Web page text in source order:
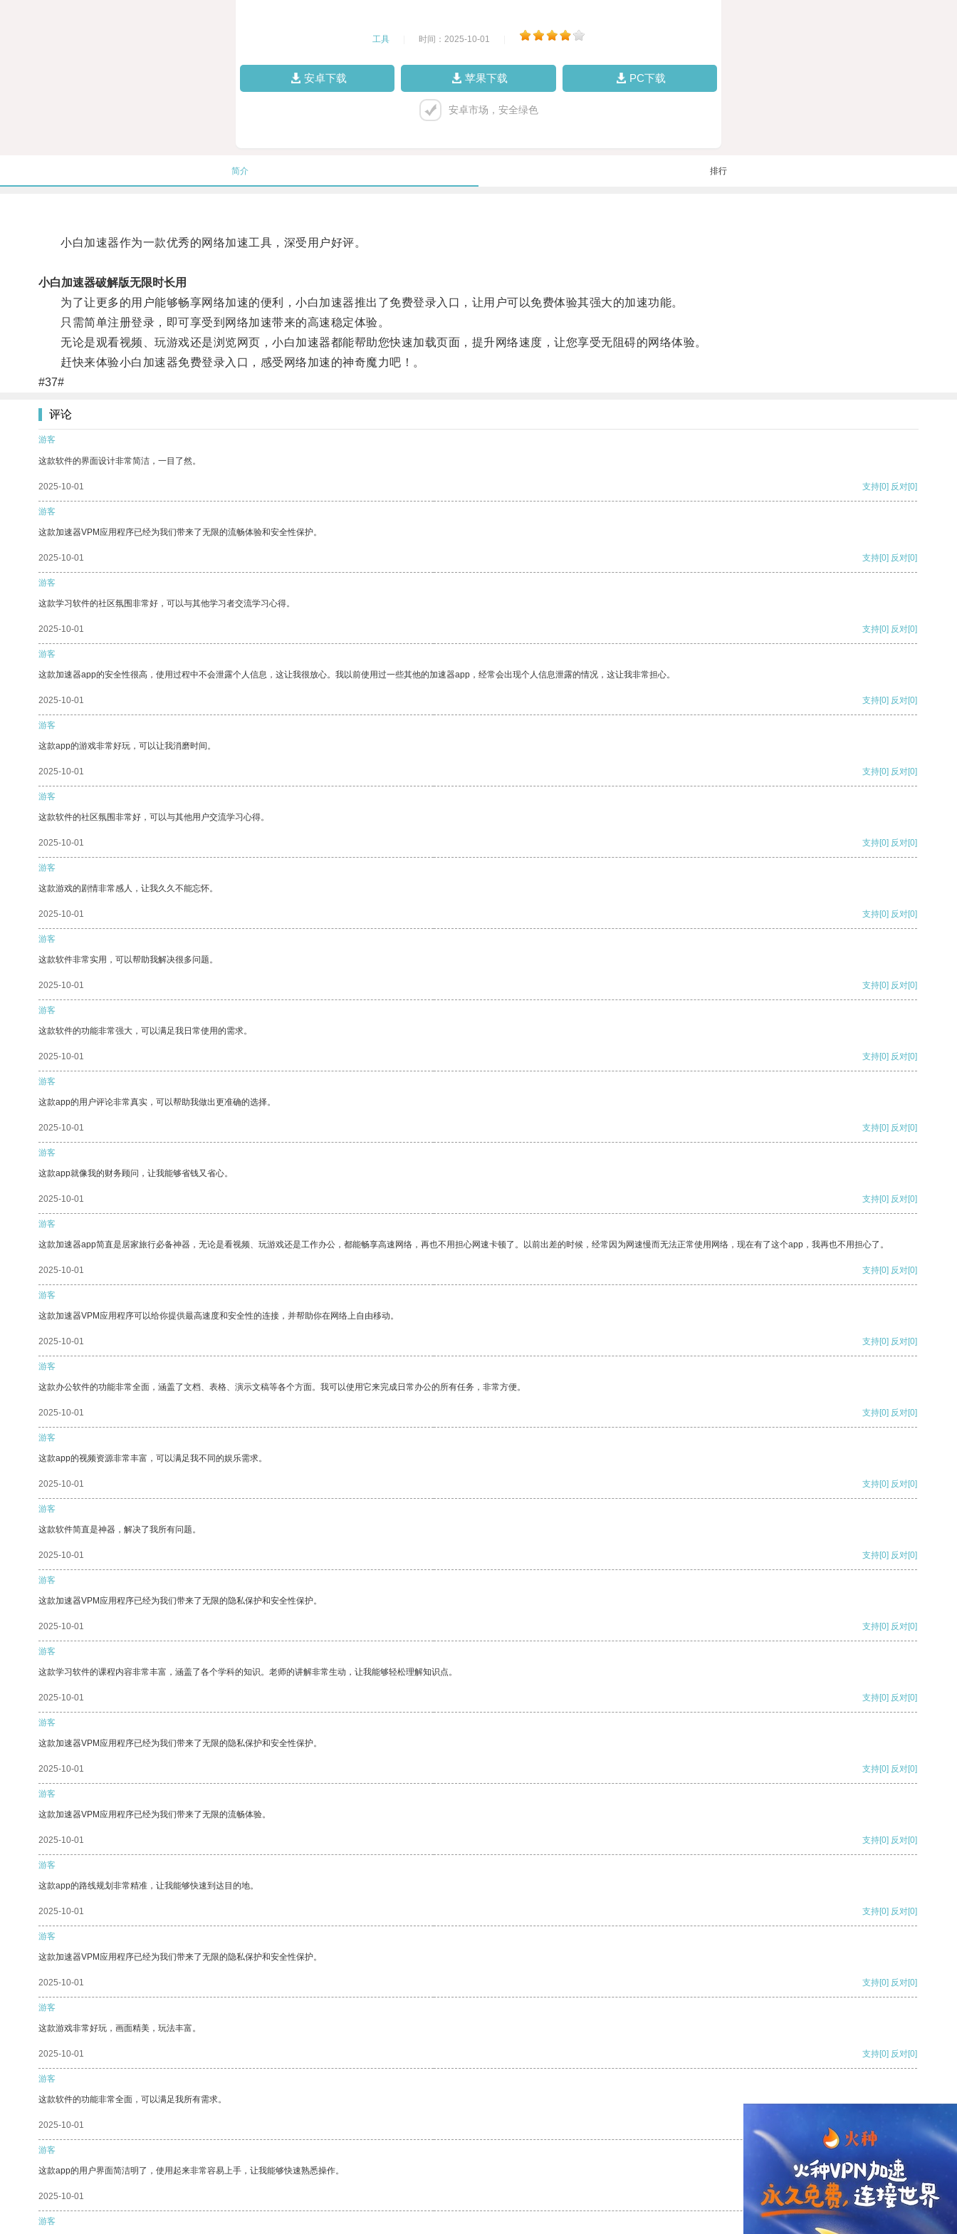
工具 时间：2025-10-01
安卓下载 苹果下载 PC下载
安卓市场，安全绿色
简介 排行
小白加速器作为一款优秀的网络加速工具，深受用户好评。
小白加速器破解版无限时长用
为了让更多的用户能够畅享网络加速的便利，小白加速器推出了免费登录入口，让用户可以免费体验其强大的加速功能。
只需简单注册登录，即可享受到网络加速带来的高速稳定体验。
无论是观看视频、玩游戏还是浏览网页，小白加速器都能帮助您快速加载页面，提升网络速度，让您享受无阻碍的网络体验。
赶快来体验小白加速器免费登录入口，感受网络加速的神奇魔力吧！。
#37#
评论
游客
这款软件的界面设计非常简洁，一目了然。
2025-10-01 支持[0] 反对[0]
游客
这款加速器VPM应用程序已经为我们带来了无限的流畅体验和安全性保护。
2025-10-01 支持[0] 反对[0]
游客
这款学习软件的社区氛围非常好，可以与其他学习者交流学习心得。
2025-10-01 支持[0] 反对[0]
游客
这款加速器app的安全性很高，使用过程中不会泄露个人信息，这让我很放心。我以前使用过一些其他的加速器app，经常会出现个人信息泄露的情况，这让我非常担心。
2025-10-01 支持[0] 反对[0]
游客
这款app的游戏非常好玩，可以让我消磨时间。
2025-10-01 支持[0] 反对[0]
游客
这款软件的社区氛围非常好，可以与其他用户交流学习心得。
2025-10-01 支持[0] 反对[0]
游客
这款游戏的剧情非常感人，让我久久不能忘怀。
2025-10-01 支持[0] 反对[0]
游客
这款软件非常实用，可以帮助我解决很多问题。
2025-10-01 支持[0] 反对[0]
游客
这款软件的功能非常强大，可以满足我日常使用的需求。
2025-10-01 支持[0] 反对[0]
游客
这款app的用户评论非常真实，可以帮助我做出更准确的选择。
2025-10-01 支持[0] 反对[0]
游客
这款app就像我的财务顾问，让我能够省钱又省心。
2025-10-01 支持[0] 反对[0]
游客
这款加速器app简直是居家旅行必备神器，无论是看视频、玩游戏还是工作办公，都能畅享高速网络，再也不用担心网速卡顿了。以前出差的时候，经常因为网速慢而无法正常使用网络，现在有了这个app，我再也不用担心了。
2025-10-01 支持[0] 反对[0]
游客
这款加速器VPM应用程序可以给你提供最高速度和安全性的连接，并帮助你在网络上自由移动。
2025-10-01 支持[0] 反对[0]
游客
这款办公软件的功能非常全面，涵盖了文档、表格、演示文稿等各个方面。我可以使用它来完成日常办公的所有任务，非常方便。
2025-10-01 支持[0] 反对[0]
游客
这款app的视频资源非常丰富，可以满足我不同的娱乐需求。
2025-10-01 支持[0] 反对[0]
游客
这款软件简直是神器，解决了我所有问题。
2025-10-01 支持[0] 反对[0]
游客
这款加速器VPM应用程序已经为我们带来了无限的隐私保护和安全性保护。
2025-10-01 支持[0] 反对[0]
游客
这款学习软件的课程内容非常丰富，涵盖了各个学科的知识。老师的讲解非常生动，让我能够轻松理解知识点。
2025-10-01 支持[0] 反对[0]
游客
这款加速器VPM应用程序已经为我们带来了无限的隐私保护和安全性保护。
2025-10-01 支持[0] 反对[0]
游客
这款加速器VPM应用程序已经为我们带来了无限的流畅体验。
2025-10-01 支持[0] 反对[0]
游客
这款app的路线规划非常精准，让我能够快速到达目的地。
2025-10-01 支持[0] 反对[0]
游客
这款加速器VPM应用程序已经为我们带来了无限的隐私保护和安全性保护。
2025-10-01 支持[0] 反对[0]
游客
这款游戏非常好玩，画面精美，玩法丰富。
2025-10-01 支持[0] 反对[0]
游客
这款软件的功能非常全面，可以满足我所有需求。
2025-10-01
游客
这款app的用户界面简洁明了，使用起来非常容易上手，让我能够快速熟悉操作。
2025-10-01 支持 [0] 反对[0]
游客